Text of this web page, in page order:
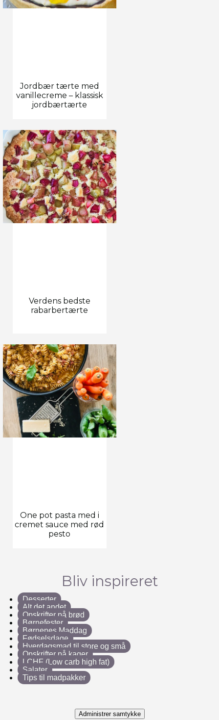
Jordbær tærte med
vanillecreme – klassisk
jordbærtærte
Verdens bedste
rabarbertærte
One pot pasta med i
cremet sauce med rød
pesto
Bliv inspireret
Desserter
Alt det andet
Opskrifter på brød
Børnefester
Børnenes Maddag
Fødselsdage
Hverdagsmad til store og små
Opskrifter på kager
LCHF (Low carb high fat)
Salater
Tips til madpakker
Administrer samtykke